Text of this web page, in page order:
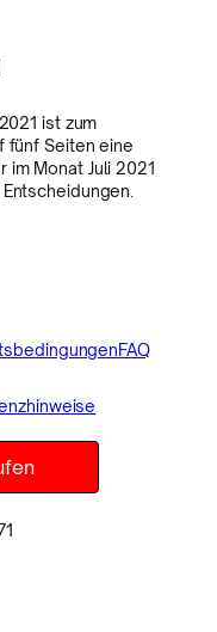
ist zum
fünf Seiten eine
Monat Juli 2021
FAQ